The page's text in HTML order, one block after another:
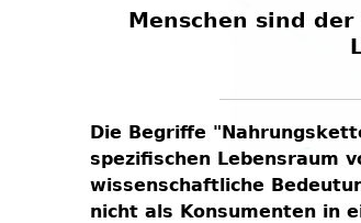
Menschen sind
Die Begriffe
spezifischen Lebensraum
wissenschaftliche
nicht als Konsumenten in